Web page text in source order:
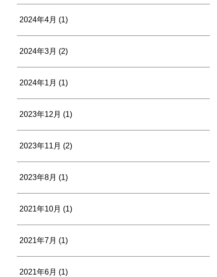
2024年4月 (1)
2024年3月 (2)
2024年1月 (1)
2023年12月 (1)
2023年11月 (2)
2023年8月 (1)
2021年10月 (1)
2021年7月 (1)
2021年6月 (1)